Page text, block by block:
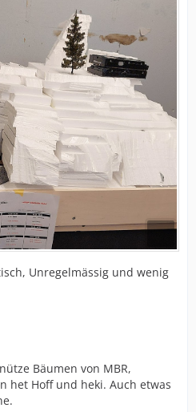
Unregelmässig und wenig
Bäumen von MBR,
het Hoff und heki. Auch etwas